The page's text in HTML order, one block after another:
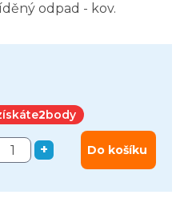
odpad - kov.
2body
+ Do košíku